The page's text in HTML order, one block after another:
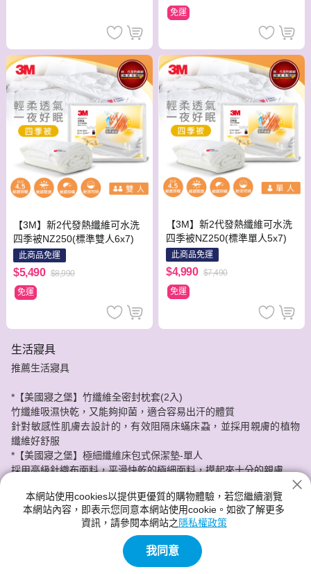
免運
【3M】新2代發熱纖維可水洗
四季被NZ250(標準雙人6x7)
此商品免運
$5,490 $8,990
免運
【3M】新2代發熱纖維可水洗
四季被NZ250(標準單人5x7)
此商品免運
$4,990 $7,490
免運
生活寢具
推薦生活寢具
*【美國寢之堡】竹纖維全密封枕套(2入)
竹纖維吸濕快乾，又能夠抑菌，適合容易出汗的體質
針對敏感性肌膚去設計的，有效阻隔床蟎床蝨，並採用親膚的植物
纖維好舒服
*【美國寢之堡】極細纖維床包式保潔墊-單人
採用高級針織布面料，平滑快乾的極細面料，摸起來十分的親膚
它有防止水份液體滲入床墊，可以隔離過敏原直接接觸皮膚，還能
夠延長床墊使用的期限喔!
神腦給您最實惠的價格，最安心的服務品質。
本網站使用cookies以提供更優質的購物體驗，若您繼續瀏覽
本網站內容，即表示您同意本網站使用cookie。如欲了解更多
資訊，請參閱本網站之 隱私權政策
我同意